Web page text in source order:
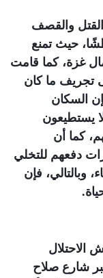
والقصف
حيث تمنع
غزة، كما قامت
تجريف ما كان
السكان
يستطيعون
كما أن
دفعهم للتخلي
وبالتالي، فإن
.
الاحتلال
شارع صلاح